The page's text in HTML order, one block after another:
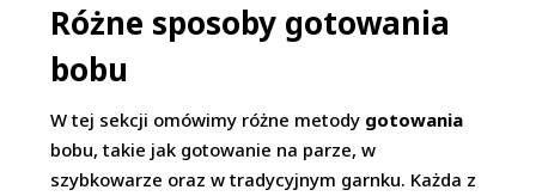
Różne sposoby gotowania
bobu
W tej sekcji omówimy różne metody gotowania
bobu, takie jak gotowanie na parze, w
szybkowarze oraz w tradycyjnym garnku. Każda z